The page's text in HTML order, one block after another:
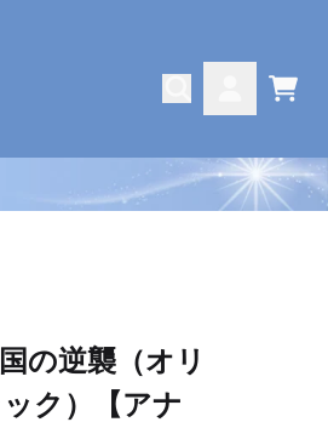
ACCOUNT
の逆襲（オリ
ク）【アナ